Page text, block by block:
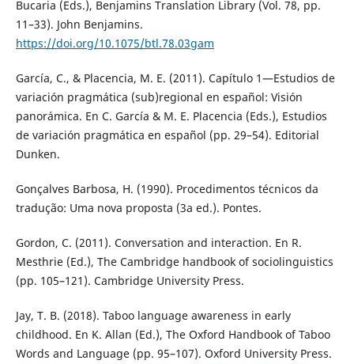
Bucaria (Eds.), Benjamins Translation Library (Vol. 78, pp.
11–33). John Benjamins.
https://doi.org/10.1075/btl.78.03gam
García, C., & Placencia, M. E. (2011). Capítulo 1—Estudios de
variación pragmática (sub)regional en español: Visión
panorámica. En C. García & M. E. Placencia (Eds.), Estudios
de variación pragmática en español (pp. 29–54). Editorial
Dunken.
Gonçalves Barbosa, H. (1990). Procedimentos técnicos da
tradução: Uma nova proposta (3a ed.). Pontes.
Gordon, C. (2011). Conversation and interaction. En R.
Mesthrie (Ed.), The Cambridge handbook of sociolinguistics
(pp. 105–121). Cambridge University Press.
Jay, T. B. (2018). Taboo language awareness in early
childhood. En K. Allan (Ed.), The Oxford Handbook of Taboo
Words and Language (pp. 95–107). Oxford University Press.